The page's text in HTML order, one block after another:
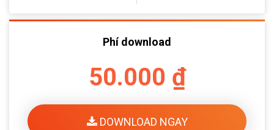
Phí download
50.000 ₫
DOWNLOAD NGAY